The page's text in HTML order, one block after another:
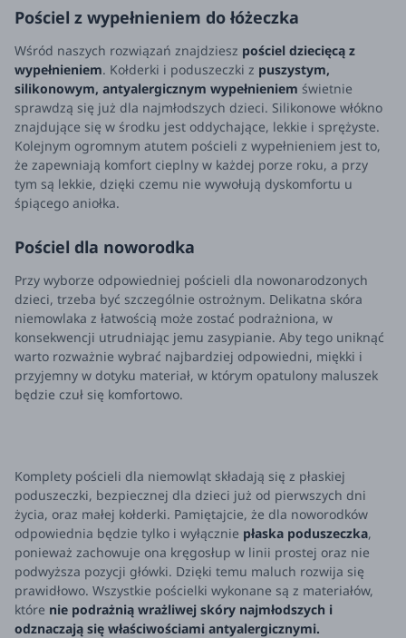
Pościel z wypełnieniem do łóżeczka
Wśród naszych rozwiązań znajdziesz pościel dziecięcą z
wypełnieniem. Kołderki i poduszeczki z puszystym,
silikonowym, antyalergicznym wypełnieniem świetnie
sprawdzą się już dla najmłodszych dzieci. Silikonowe włókno
znajdujące się w środku jest oddychające, lekkie i sprężyste.
Kolejnym ogromnym atutem pościeli z wypełnieniem jest to,
że zapewniają komfort cieplny w każdej porze roku, a przy
tym są lekkie, dzięki czemu nie wywołują dyskomfortu u
śpiącego aniołka.
Pościel dla noworodka
Przy wyborze odpowiedniej pościeli dla nowonarodzonych
dzieci, trzeba być szczególnie ostrożnym. Delikatna skóra
niemowlaka z łatwością może zostać podrażniona, w
konsekwencji utrudniając jemu zasypianie. Aby tego uniknąć
warto rozważnie wybrać najbardziej odpowiedni, miękki i
przyjemny w dotyku materiał, w którym opatulony maluszek
będzie czuł się komfortowo.
Komplety pościeli dla niemowląt składają się z płaskiej
poduszeczki, bezpiecznej dla dzieci już od pierwszych dni
życia, oraz małej kołderki. Pamiętajcie, że dla noworodków
odpowiednia będzie tylko i wyłącznie płaska poduszeczka,
ponieważ zachowuje ona kręgosłup w linii prostej oraz nie
podwyższa pozycji główki. Dzięki temu maluch rozwija się
prawidłowo. Wszystkie pościelki wykonane są z materiałów,
które nie podrażnią wrażliwej skóry najmłodszych i
odznaczają się właściwościami antyalergicznymi.